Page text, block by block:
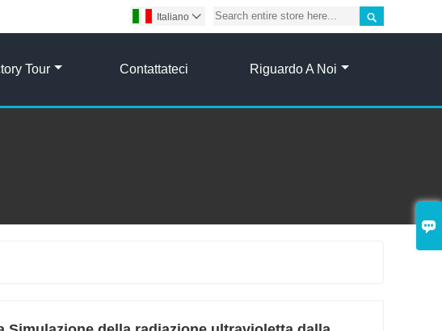


Italiano 
Tour Contattateci Riguardo A Noi